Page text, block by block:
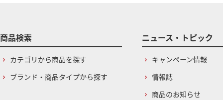
商品検索
カテゴリから商品を探す
ブランド・商品タイプから探す
ニュース・トピック
キャンペーン情報
情報誌
商品のお知らせ